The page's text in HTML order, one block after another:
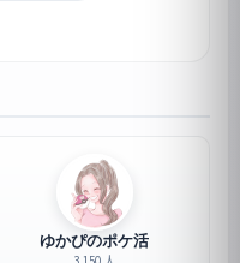
ゆかぴのポケ活